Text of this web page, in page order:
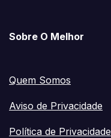
Sobre O Melhor
Quem Somos
Aviso de Privacidade
Política de Privacidade